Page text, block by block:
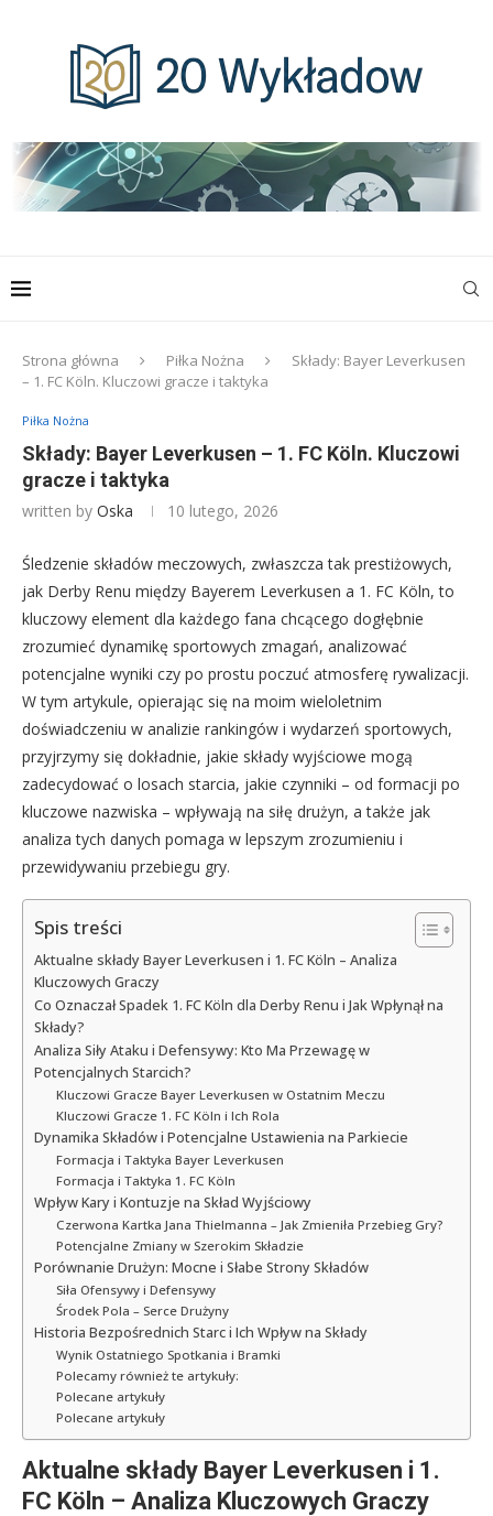
Strona główna Piłka Nożna
Składy: Bayer Leverkusen
– 1. FC Köln. Kluczowi gracze i taktyka
Piłka Nożna
Składy: Bayer Leverkusen – 1. FC Köln. Kluczowi
gracze i taktyka
written by Oska 10 lutego, 2026
Śledzenie składów meczowych, zwłaszcza tak prestiżowych,
jak Derby Renu między Bayerem Leverkusen a 1. FC Köln, to
kluczowy element dla każdego fana chcącego dogłębnie
zrozumieć dynamikę sportowych zmagań, analizować
potencjalne wyniki czy po prostu poczuć atmosferę rywalizacji.
W tym artykule, opierając się na moim wieloletnim
doświadczeniu w analizie rankingów i wydarzeń sportowych,
przyjrzymy się dokładnie, jakie składy wyjściowe mogą
zadecydować o losach starcia, jakie czynniki – od formacji po
kluczowe nazwiska – wpływają na siłę drużyn, a także jak
analiza tych danych pomaga w lepszym zrozumieniu i
przewidywaniu przebiegu gry.
Spis treści
Aktualne składy Bayer Leverkusen i 1. FC Köln – Analiza
Kluczowych Graczy
Co Oznaczał Spadek 1. FC Köln dla Derby Renu i Jak Wpłynął na
Składy?
Analiza Siły Ataku i Defensywy: Kto Ma Przewagę w
Potencjalnych Starcich?
Kluczowi Gracze Bayer Leverkusen w Ostatnim Meczu
Kluczowi Gracze 1. FC Köln i Ich Rola
Dynamika Składów i Potencjalne Ustawienia na Parkiecie
Formacja i Taktyka Bayer Leverkusen
Formacja i Taktyka 1. FC Köln
Wpływ Kary i Kontuzje na Skład Wyjściowy
Czerwona Kartka Jana Thielmanna – Jak Zmieniła Przebieg Gry?
Potencjalne Zmiany w Szerokim Składzie
Porównanie Drużyn: Mocne i Słabe Strony Składów
Siła Ofensywy i Defensywy
Środek Pola – Serce Drużyny
Historia Bezpośrednich Starc i Ich Wpływ na Składy
Wynik Ostatniego Spotkania i Bramki
Polecamy również te artykuły:
Polecane artykuły
Polecane artykuły
Aktualne składy Bayer Leverkusen i 1.
FC Köln – Analiza Kluczowych Graczy